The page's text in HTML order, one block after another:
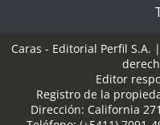
Caras - Editorial Perfil S.A.
Editor
Registro de la
Dirección: California